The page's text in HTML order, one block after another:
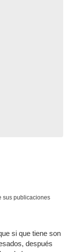
sus publicaciones
si que tiene son
después